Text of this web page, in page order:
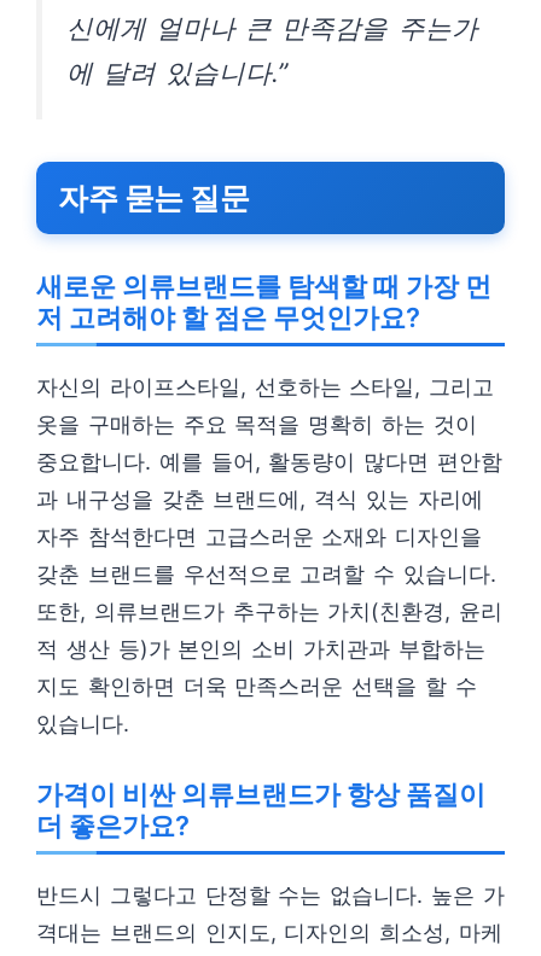
신에게 얼마나 큰 만족감을 주는가
에 달려 있습니다.”
자주 묻는 질문
새로운 의류브랜드를 탐색할 때 가장 먼
저 고려해야 할 점은 무엇인가요?
자신의 라이프스타일, 선호하는 스타일, 그리고
옷을 구매하는 주요 목적을 명확히 하는 것이
중요합니다. 예를 들어, 활동량이 많다면 편안함
과 내구성을 갖춘 브랜드에, 격식 있는 자리에
자주 참석한다면 고급스러운 소재와 디자인을
갖춘 브랜드를 우선적으로 고려할 수 있습니다.
또한, 의류브랜드가 추구하는 가치(친환경, 윤리
적 생산 등)가 본인의 소비 가치관과 부합하는
지도 확인하면 더욱 만족스러운 선택을 할 수
있습니다.
가격이 비싼 의류브랜드가 항상 품질이
더 좋은가요?
반드시 그렇다고 단정할 수는 없습니다. 높은 가
격대는 브랜드의 인지도, 디자인의 희소성, 마케